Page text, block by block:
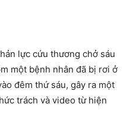
lực cứu thương chở sáu
một bệnh nhân đã bị rơi ở
đêm thứ sáu, gây ra một
trách và video từ hiện